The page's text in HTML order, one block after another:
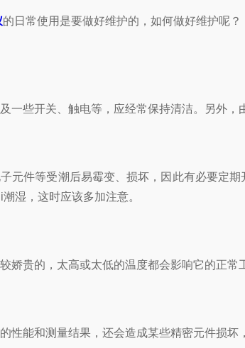
的日常使用是要做好维护的，如何做好维护呢？
些开关、触电等，应经常保持清洁。另外，
件等受潮后易霉变、损坏，因此有必要定期
湿，这时应该多加注意。
贵的，太高或太低的温度都会影响它的正常
能和测量结果，还会造成某些精密元件损坏